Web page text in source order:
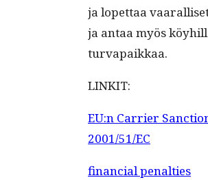
ja lopet­taa
ja antaa myös
turvapaikkaa.
LINKIT:
EU:n Car­ri­er
2001/51/EC
finan­cial penalties